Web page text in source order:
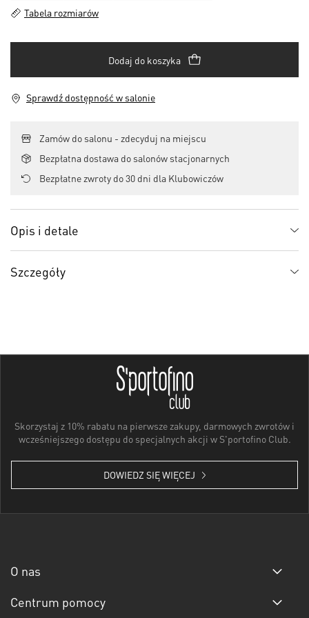
Tabela rozmiarów
Dodaj do koszyka
Sprawdź dostępność w salonie
Zamów do salonu - zdecyduj na miejscu
Bezpłatna dostawa do salonów stacjonarnych
Bezpłatne zwroty do 30 dni dla Klubowiczów
Opis i detale
Szczegóły
Skorzystaj z 10% rabatu na pierwsze zakupy, darmowych zwrotów i
wcześniejszego dostępu do specjalnych akcji w S'portofino Club.
DOWIEDZ SIĘ WIĘCEJ
O nas
Centrum pomocy